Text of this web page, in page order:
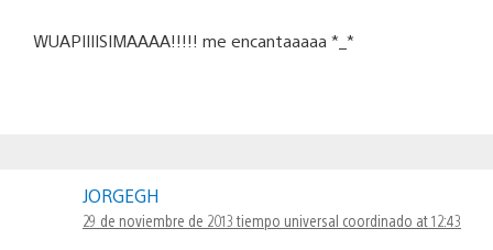
WUAPIIIISIMAAAA!!!!! me encantaaaaa *_*
JORGEGH
29 de noviembre de 2013 tiempo universal coordinado at 12:43